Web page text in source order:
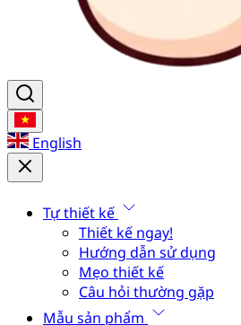
English
Tự thiết kế
Thiết kế ngay!
Hướng dẫn sử dụng
Mẹo thiết kế
Câu hỏi thường gặp
Mẫu sản phẩm